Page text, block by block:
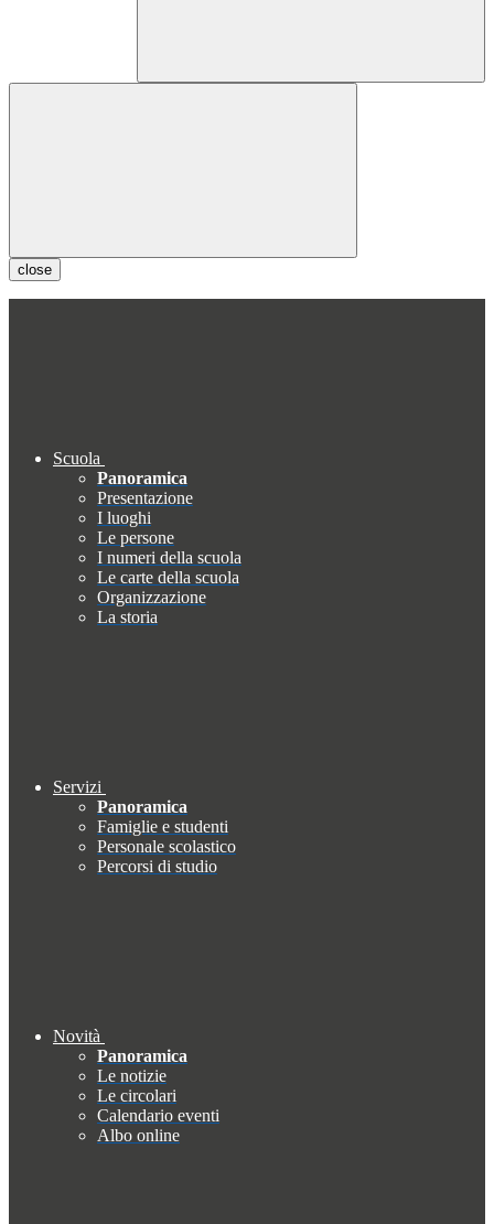
close
Scuola
Panoramica
Presentazione
I luoghi
Le persone
I numeri della scuola
Le carte della scuola
Organizzazione
La storia
Servizi
Panoramica
Famiglie e studenti
Personale scolastico
Percorsi di studio
Novità
Panoramica
Le notizie
Le circolari
Calendario eventi
Albo online